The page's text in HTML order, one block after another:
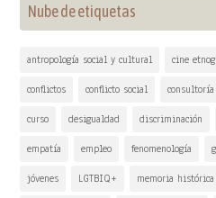
Nube de etiquetas
antropología social y cultural cine
conflictos conflicto social consultoría
curso desigualdad discriminación
empatía empleo fenomenología
jóvenes LGTBIQ+ memoria histórica